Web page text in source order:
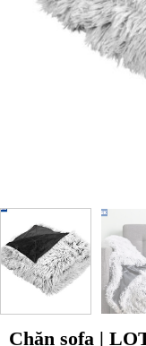
Chăn sofa |